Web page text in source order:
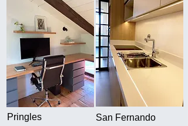
San Fernando
Pringles